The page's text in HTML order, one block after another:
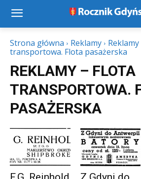
Strona główna Reklamy
transportowa. Flota pasażerska
REKLAMY – FLOTA
TRANSPORTOWA.
PASAŻERSKA